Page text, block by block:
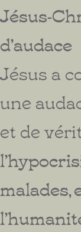
Jésus-
d’audace
Jésus a
une
et de
malades,